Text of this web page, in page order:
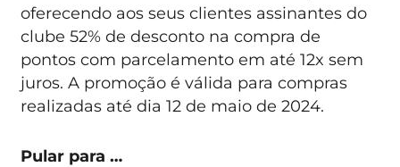
oferecendo aos seus clientes assinantes do
clube 52% de desconto na compra de
pontos com parcelamento em até 12x sem
juros. A promoção é válida para compras
realizadas até dia 12 de maio de 2024.
Pular para …